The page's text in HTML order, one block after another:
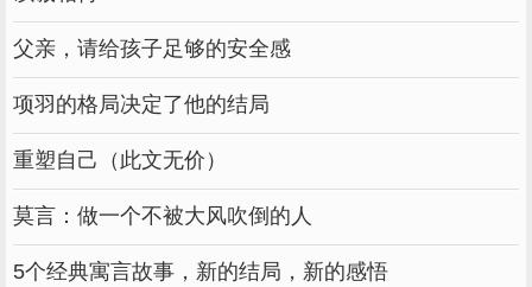
曾国藩也曾醉过。道光二十二年十一月十
五，这一天是他女儿周岁，“吃面，不觉已醉”。
吃面是民间过生日的一种习俗，席间也少不了
酒，因而喝醉是正常的。但曾国藩醉酒的次数很
罕见，原因就在于他从酒后多言的毛病中悟出了
喝酒之道。
曾国藩的大弟弟曾国潢非常喜欢饮酒，曾国
父亲，请给孩子足够的安全感
项羽的格局决定了他的结局
重塑自己（此文无价）
莫言：做一个不被大风吹倒的人
5个经典寓言故事，新的结局，新的感悟